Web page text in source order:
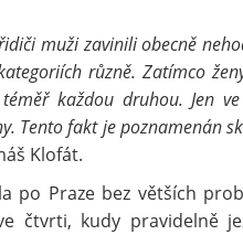
muži zavinili obecně
různě. Zatímco
každou druhou. Jen
Tento fakt je poznamenán
Klofát.
po Praze bez větších
čtvrti, kudy pravidelně